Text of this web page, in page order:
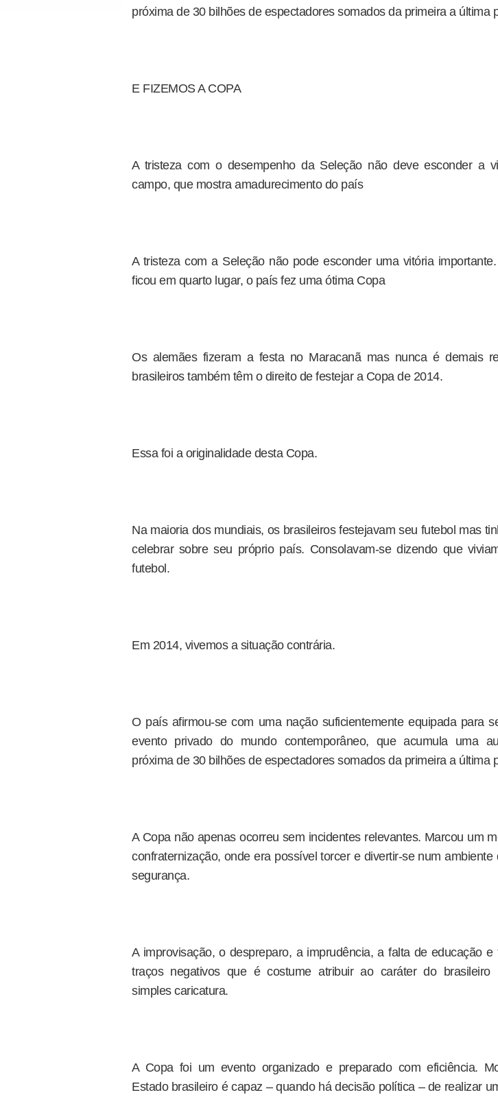
próxima de 30 bilhões de espectadores somados da primeira a última
E FIZEMOS A COPA
A tristeza com o desempenho da Seleção não deve esconder a
campo, que mostra amadurecimento do país
A tristeza com a Seleção não pode esconder uma vitória
ficou em quarto lugar, o país fez uma ótima Copa
Os alemães fizeram a festa no Maracanã mas nunca é demais
brasileiros também têm o direito de festejar a Copa de 2014.
Essa foi a originalidade desta Copa.
Na maioria dos mundiais, os brasileiros festejavam seu futebol mas
celebrar sobre seu próprio país. Consolavam-se dizendo que
futebol.
Em 2014, vivemos a situação contrária.
O país afirmou-se com uma nação suficientemente equipada para
evento privado do mundo contemporâneo, que acumula uma
próxima de 30 bilhões de espectadores somados da primeira a última
A Copa não apenas ocorreu sem incidentes relevantes. Marcou um
confraternização, onde era possível torcer e divertir-se num ambiente
segurança.
A improvisação, o despreparo, a imprudência, a falta de educação e
traços negativos que é costume atribuir ao caráter do brasileiro
simples caricatura.
A Copa foi um evento organizado e preparado com eficiência.
Estado brasileiro é capaz – quando há decisão política – de realizar